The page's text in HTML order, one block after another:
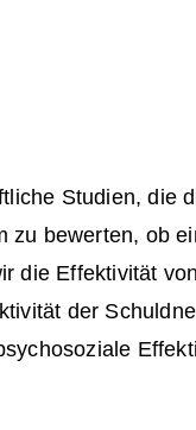
Studien, die
zu bewerten, ob
die Effektivität von
der